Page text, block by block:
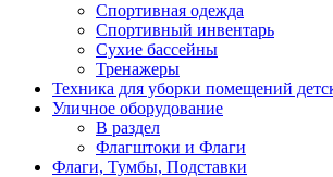
Спортивная одежда
Спортивный инвентарь
Сухие бассейны
Тренажеры
Техника для уборки помещений
Уличное оборудование
В раздел
Флагштоки и Флаги
Флаги, Тумбы, Подставки